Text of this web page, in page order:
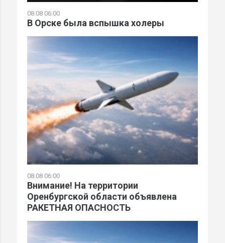
08.08 06:00
​​​В Орске была вспышка холеры
08.08 06:00
Внимание! На территории
Оренбургской области объявлена
РАКЕТНАЯ ОПАСНОСТЬ